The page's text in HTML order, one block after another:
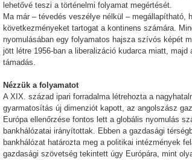
lehetővé teszi a történelmi folyamat megértését.
Ma már – tévedés veszélye nélkül – megállapítható,
következményeket tartogat a kontinens számára.
nyomulásában egy folyamatos hajsza szívós képét
jött létre 1956-ban a liberalizáció kudarca miatt,
támadás.
Nézzük a folyamatot
A XIX. század ipari forradalma létrehozta a
gyarmatosítás új dimenziót kapott, az angolszász
Európa ellenőrzése fontos lett a globális nyomulás
bankhálózatai irányítottak. Ebben a gazdasági
bankhálózat határozta meg a politikai intézmények
gazdasági szövetség tekintett úgy Európára, mint